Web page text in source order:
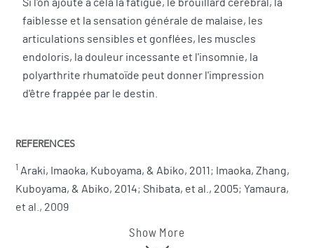
Si l'on ajoute à cela la fatigue, le brouillard cérébral, la
faiblesse et la sensation générale de malaise, les
articulations sensibles et gonflées, les muscles
endoloris, la douleur incessante et l'insomnie, la
polyarthrite rhumatoïde peut donner l'impression
d'être frappée par le destin.
REFERENCES
1 Araki, Imaoka, Kuboyama, & Abiko, 2011; Imaoka, Zhang,
Kuboyama, & Abiko, 2014; Shibata, et al., 2005; Yamaura,
et al., 2009
Show More